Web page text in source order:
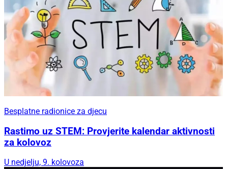
Besplatne radionice za djecu
Rastimo uz STEM: Provjerite kalendar aktivnosti
za kolovoz
U nedjelju, 9. kolovoza